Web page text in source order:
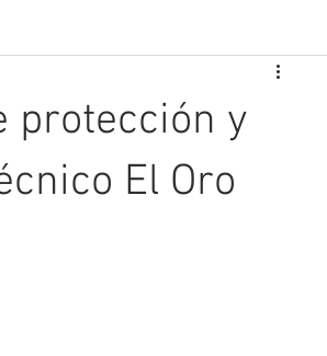
protección y
El Oro